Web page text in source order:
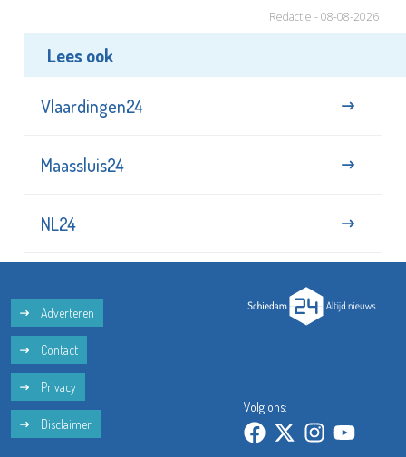
Redactie - 08-08-2026
Lees ook
Vlaardingen24
Maassluis24
NL24
Adverteren
Contact
Privacy
Disclaimer
Volg ons: